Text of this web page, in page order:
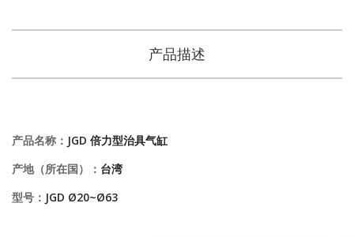
产品描述
产品名称： JGD 倍力型治具气缸
产地（所在国）： 台湾
型号： JGD Ø20~Ø63